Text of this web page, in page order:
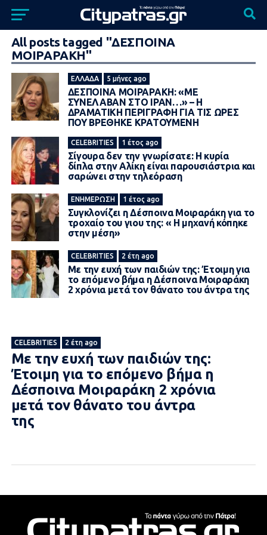
All posts tagged "ΔΕΣΠΟΙΝΑ
ΜΟΙΡΑΡΑΚΗ"
ΕΛΛΆΔΑ 5 μήνες ago
ΔΕΣΠΟΙΝΑ ΜΟΙΡΑΡΑΚΗ: «ΜΕ
ΣΥΝΕΛΑΒΑΝ ΣΤΟ ΙΡΑΝ…» – Η
ΔΡΑΜΑΤΙΚΗ ΠΕΡΙΓΡΑΦΗ ΓΙΑ ΤΙΣ ΩΡΕΣ
ΠΟΥ ΒΡΕΘΗΚΕ ΚΡΑΤΟΥΜΕΝΗ
CELEBRITIES 1 έτος ago
Σίγουρα δεν την γνωρίσατε: Η κυρία
δίπλα στην Αλίκη είναι παρουσιάστρια και
σαρώνει στην τηλεόραση
ΕΝΗΜΈΡΩΣΗ 1 έτος ago
Συγκλονίζει η Δέσποινα Μοιραράκη για το
τροχαίο του γιου της: « Η μηχανή κόπηκε
στην μέση»
CELEBRITIES 2 έτη ago
Με την ευχή των παιδιών της: Έτοιμη για
το επόμενο βήμα η Δέσποινα Μοιραράκη
2 χρόνια μετά τον θάνατο του άντρα της
CELEBRITIES 2 έτη ago
Με την ευχή των παιδιών της:
Έτοιμη για το επόμενο βήμα η
Δέσποινα Μοιραράκη 2 χρόνια
μετά τον θάνατο του άντρα
της